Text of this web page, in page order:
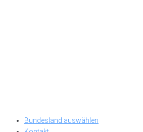
Bundesland auswählen